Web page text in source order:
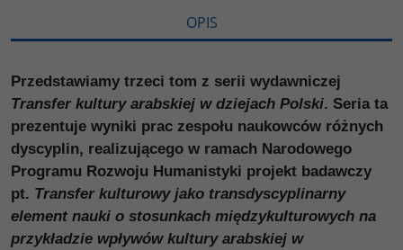
OPIS
Przedstawiamy trzeci tom z serii wydawniczej
Transfer kultury arabskiej w dziejach Polski. Seria ta
prezentuje wyniki prac zespołu naukowców różnych
dyscyplin, realizującego w ramach Narodowego
Programu Rozwoju Humanistyki projekt badawczy
pt. Transfer kulturowy jako transdyscyplinarny
element nauki o stosunkach międzykulturowych na
przykładzie wpływów kultury arabskiej w